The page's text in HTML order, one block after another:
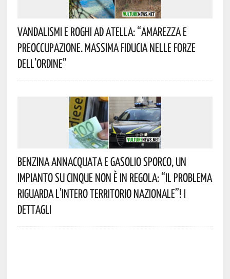
Vandalismi E Roghi Ad Atella: “Amarezza E
Preoccupazione. Massima Fiducia Nelle Forze
Dell’Ordine”
Benzina Annacquata E Gasolio Sporco, Un
Impianto Su Cinque Non È In Regola: “il Problema
Riguarda L’intero Territorio Nazionale”! I
Dettagli